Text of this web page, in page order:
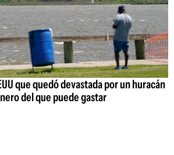
que quedó devastada por un huracán
del que puede gastar